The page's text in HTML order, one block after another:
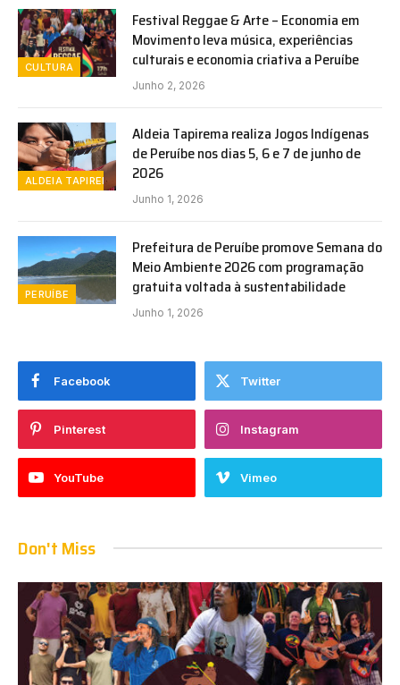
CULTURA
Festival Reggae & Arte – Economia em
Movimento leva música, experiências
culturais e economia criativa a Peruíbe
Junho 2, 2026
ALDEIA TAPIREMA
Aldeia Tapirema realiza Jogos Indígenas
de Peruíbe nos dias 5, 6 e 7 de junho de
2026
Junho 1, 2026
PERUÍBE
Prefeitura de Peruíbe promove Semana do
Meio Ambiente 2026 com programação
gratuita voltada à sustentabilidade
Junho 1, 2026
Facebook Twitter
Pinterest Instagram
YouTube Vimeo
Don't Miss